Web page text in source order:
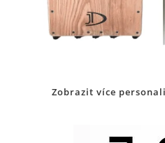
Zobrazit více